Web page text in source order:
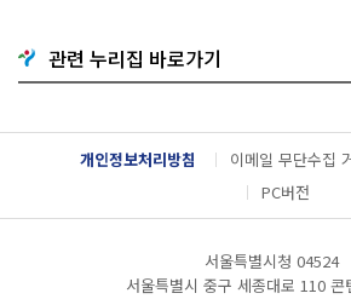
기
G
o
g
l
e
l
관련 누리집 바로가기
개인정보처리방침 이메일 무단수집
PC버전
서울특별시청 04524
서울특별시 중구 세종대로 110 콘